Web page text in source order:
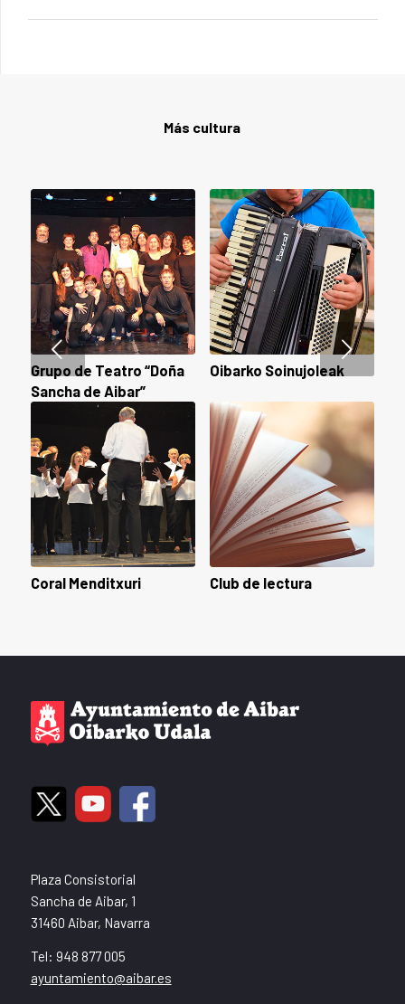
Más cultura
Grupo de Teatro “Doña
Sancha de Aibar”
Oibarko Soinujoleak
Coral Menditxuri Club de lectura
Posterior
Plaza Consistorial
Sancha de Aibar, 1
31460 Aibar, Navarra
Tel: 948 877 005
ayuntamiento@aibar.es